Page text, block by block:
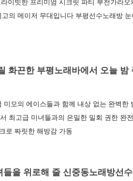
의 메이저 무대입니다 부평선수노래방
화끈한 부평노래바에서 오늘 밤
모의 에이스들과 함께 내상 없는 완벽한
최고급 미녀들과의 은밀한 밀회 권한 완
로 짜릿한 해방감 가동
을 위로해 줄 신중동노래방선